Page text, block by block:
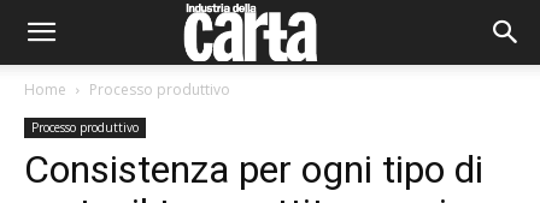
Home Processo produttivo
Processo produttivo
Consistenza per ogni tipo di